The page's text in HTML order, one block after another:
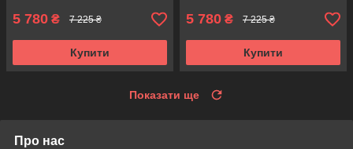
5 780 ₴ 7 225 ₴
Купити
5 780 ₴ 7 225 ₴
Купити
Показати ще
Про нас